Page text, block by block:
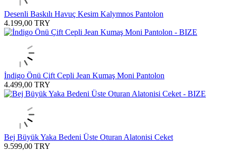
Desenli Baskılı Havuç Kesim Kalymnos Pantolon
4.199,00 TRY
İndigo Önü Çift Cepli Jean Kumaş Moni Pantolon
4.499,00 TRY
Bej Büyük Yaka Bedeni Üste Oturan Alatonisi Ceket
9.599,00 TRY